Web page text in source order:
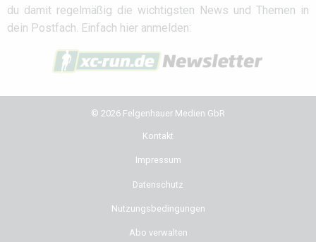
du damit regelmäßig die wichtigsten News und Themen in
dein Postfach. Einfach hier anmelden:
© 2026 Felgenhauer Medien GbR
Kontakt
Impressum
Datenschutz
Nutzungsbedingungen
Abo verwalten